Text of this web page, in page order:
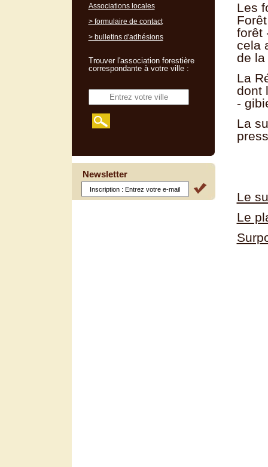
Les
forêt
cela
de la
La
dont
-
La
Le
Le
Associations locales
> formulaire de contact
> bulletins d'adhésions
Trouver l'association forestière
correspondante à votre ville :
Newsletter